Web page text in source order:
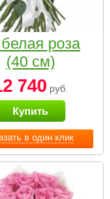
в один клик
роза
(40 см)
740руб.
Купить